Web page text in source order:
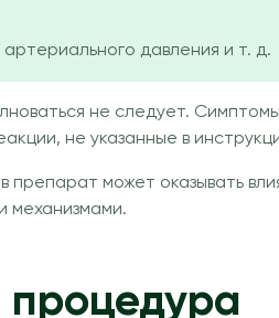
давления и т. д.
не следует.
не указанные в
препарат может оказывать
механизмами.
процедура